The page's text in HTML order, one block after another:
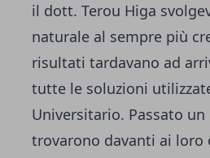
il dott. Terou Higa
naturale al sempre più
risultati tardavano ad
tutte le soluzioni
Universitario. Passato
trovarono davanti ai loro